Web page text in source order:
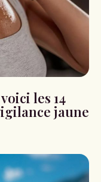
les 14
jaune